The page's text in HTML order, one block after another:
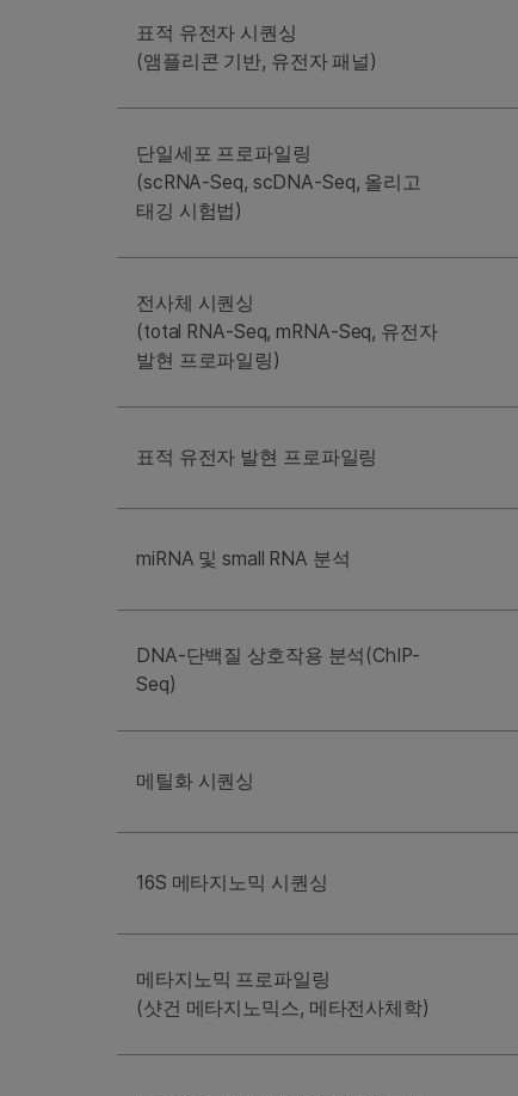
표적 유전자 시퀀싱
(앰플리콘 기반, 유전자 패널)
단일세포 프로파일링
(scRNA-Seq, scDNA-Seq, 올리고
태깅 시험법)
전사체 시퀀싱
(total RNA-Seq, mRNA-Seq, 유전자
발현 프로파일링)
표적 유전자 발현 프로파일링
miRNA 및 small RNA 분석
DNA-단백질 상호작용 분석(ChIP-
Seq)
메틸화 시퀀싱
16S 메타지노믹 시퀀싱
메타지노믹 프로파일링
(샷건 메타지노믹스, 메타전사체학)